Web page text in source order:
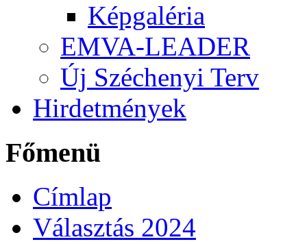
Képgaléria
EMVA-LEADER
Új Széchenyi Terv
Hirdetmények
Főmenü
Címlap
Választás 2024